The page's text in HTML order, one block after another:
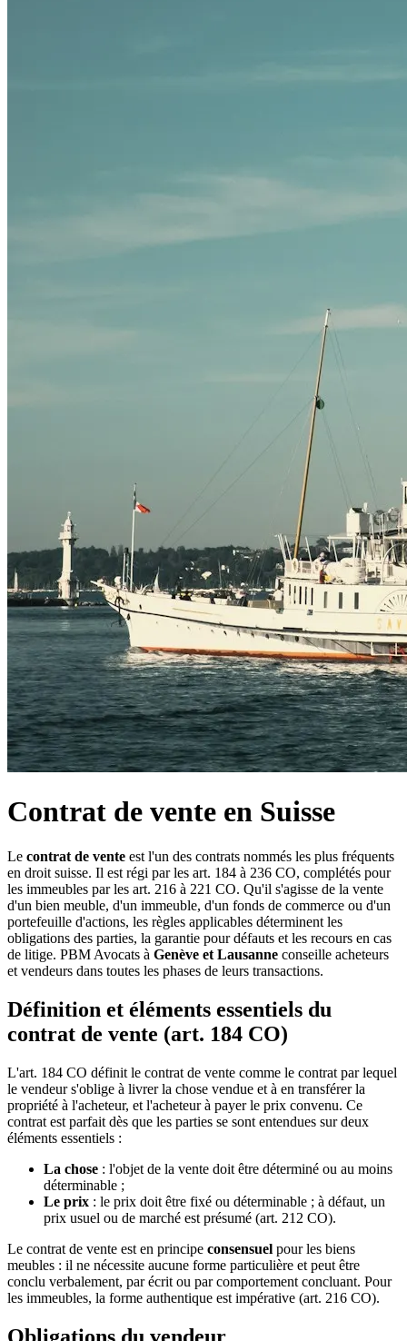
Contrat de vente en Suisse
Le contrat de vente est l'un des contrats nommés les plus fréquents
en droit suisse. Il est régi par les art. 184 à 236 CO, complétés pour
les immeubles par les art. 216 à 221 CO. Qu'il s'agisse de la vente
d'un bien meuble, d'un immeuble, d'un fonds de commerce ou d'un
portefeuille d'actions, les règles applicables déterminent les
obligations des parties, la garantie pour défauts et les recours en cas
de litige. PBM Avocats à Genève et Lausanne conseille acheteurs
et vendeurs dans toutes les phases de leurs transactions.
Définition et éléments essentiels du
contrat de vente (art. 184 CO)
L'art. 184 CO définit le contrat de vente comme le contrat par lequel
le vendeur s'oblige à livrer la chose vendue et à en transférer la
propriété à l'acheteur, et l'acheteur à payer le prix convenu. Ce
contrat est parfait dès que les parties se sont entendues sur deux
éléments essentiels :
La chose : l'objet de la vente doit être déterminé ou au moins
déterminable ;
Le prix : le prix doit être fixé ou déterminable ; à défaut, un
prix usuel ou de marché est présumé (art. 212 CO).
Le contrat de vente est en principe consensuel pour les biens
meubles : il ne nécessite aucune forme particulière et peut être
conclu verbalement, par écrit ou par comportement concluant. Pour
les immeubles, la forme authentique est impérative (art. 216 CO).
Obligations du vendeur